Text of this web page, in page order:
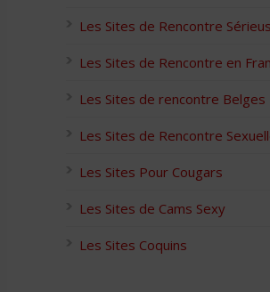
Les Sites de Rencontre
Les Sites de Rencontre en
Les Sites de rencontre Belges
Les Sites de Rencontre
Les Sites Pour Cougars
Les Sites de Cams Sexy
Les Sites Coquins